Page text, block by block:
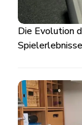
Die Evolution